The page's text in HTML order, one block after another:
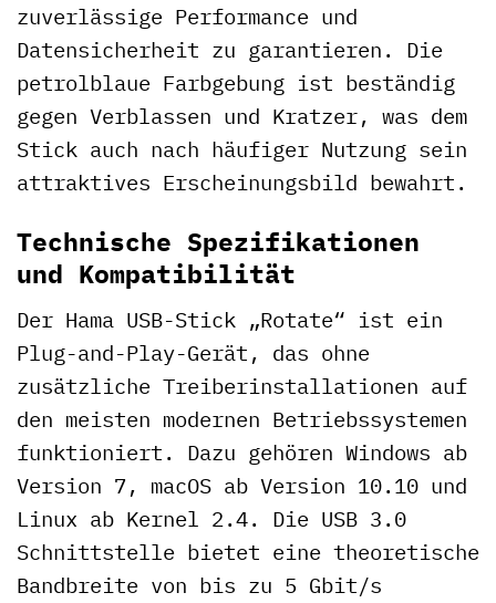
zuverlässige Performance und
Datensicherheit zu garantieren. Die
petrolblaue Farbgebung ist beständig
gegen Verblassen und Kratzer, was dem
Stick auch nach häufiger Nutzung sein
attraktives Erscheinungsbild bewahrt.
Technische Spezifikationen
und Kompatibilität
Der Hama USB-Stick „Rotate“ ist ein
Plug-and-Play-Gerät, das ohne
zusätzliche Treiberinstallationen auf
den meisten modernen Betriebssystemen
funktioniert. Dazu gehören Windows ab
Version 7, macOS ab Version 10.10 und
Linux ab Kernel 2.4. Die USB 3.0
Schnittstelle bietet eine theoretische
Bandbreite von bis zu 5 Gbit/s